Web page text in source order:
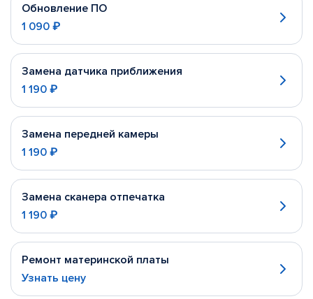
Обновление ПО
1 090 ₽
Замена датчика приближения
1 190 ₽
Замена передней камеры
1 190 ₽
Замена сканера отпечатка
1 190 ₽
Ремонт материнской платы
Узнать цену